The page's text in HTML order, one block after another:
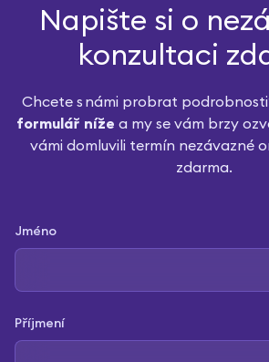
Napište si o
konzultaci
Chcete s námi probrat
formulář níže a my se vám brzy
vámi domluvili termín nezávazné
zdarma.
Jméno
Příjmení